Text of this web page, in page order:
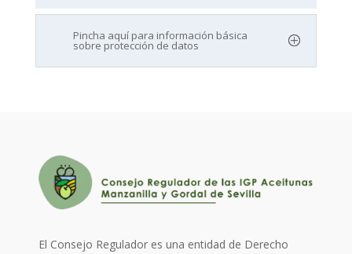
Pincha aquí para información básica
sobre protección de datos
El Consejo Regulador es una entidad de Derecho